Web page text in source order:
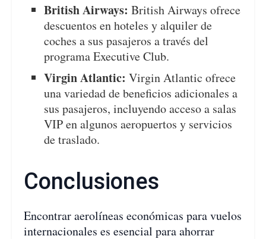
British Airways: British Airways ofrece
descuentos en hoteles y alquiler de
coches a sus pasajeros a través del
programa Executive Club.
Virgin Atlantic: Virgin Atlantic ofrece
una variedad de beneficios adicionales a
sus pasajeros, incluyendo acceso a salas
VIP en algunos aeropuertos y servicios
de traslado.
Conclusiones
Encontrar aerolíneas económicas para vuelos
internacionales es esencial para ahorrar